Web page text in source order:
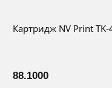
Картридж NV Print TK-
88.1000